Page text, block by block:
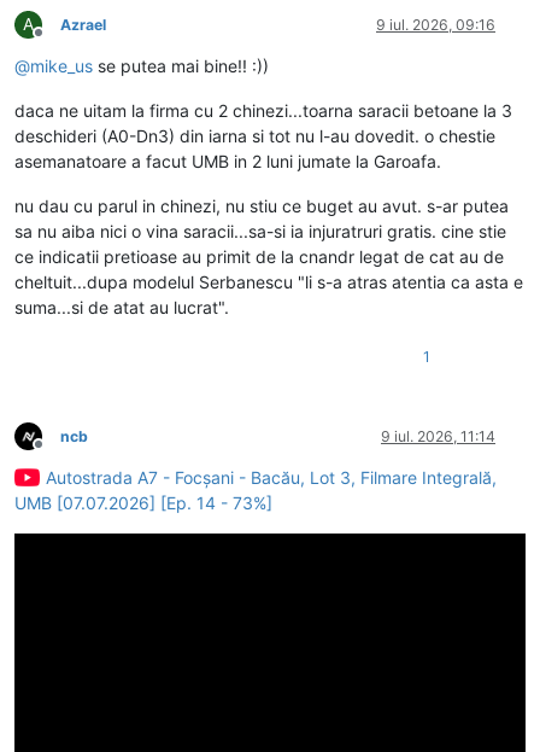
A
Deconectat
Azrael 9 iul. 2026, 09:16
@mike_us se putea mai bine!! :))
daca ne uitam la firma cu 2 chinezi...toarna saracii betoane la 3
deschideri (A0-Dn3) din iarna si tot nu l-au dovedit. o chestie
asemanatoare a facut UMB in 2 luni jumate la Garoafa.
nu dau cu parul in chinezi, nu stiu ce buget au avut. s-ar putea
sa nu aiba nici o vina saracii...sa-si ia injuratruri gratis. cine stie
ce indicatii pretioase au primit de la cnandr legat de cat au de
cheltuit...dupa modelul Serbanescu "li s-a atras atentia ca asta e
suma...si de atat au lucrat".
1
Deconectat
ncb 9 iul. 2026, 11:14
Autostrada A7 - Focșani - Bacău, Lot 3, Filmare Integrală,
UMB [07.07.2026] [Ep. 14 - 73%]